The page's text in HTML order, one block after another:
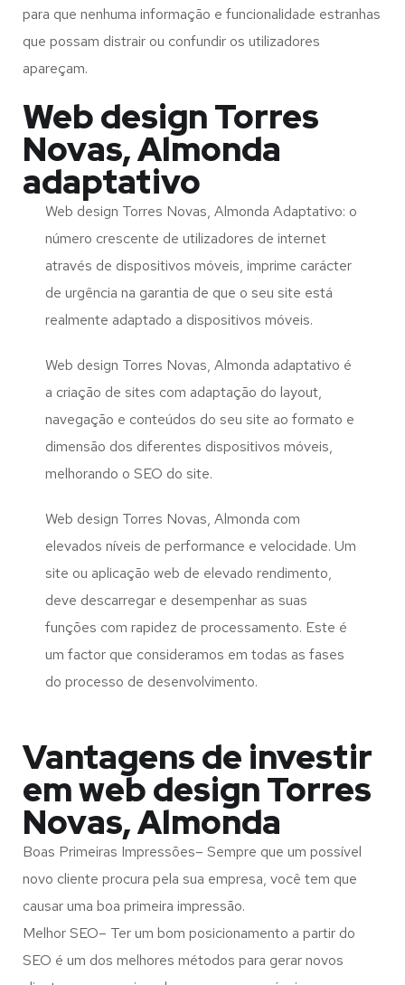
para que nenhuma informação e funcionalidade estranhas
que possam distrair ou confundir os utilizadores
apareçam.
Web design Torres
Novas, Almonda
adaptativo
Web design Torres Novas, Almonda Adaptativo: o
número crescente de utilizadores de internet
através de dispositivos móveis, imprime carácter
de urgência na garantia de que o seu site está
realmente adaptado a dispositivos móveis.
Web design Torres Novas, Almonda adaptativo é
a criação de sites com adaptação do layout,
navegação e conteúdos do seu site ao formato e
dimensão dos diferentes dispositivos móveis,
melhorando o SEO do site.
Web design Torres Novas, Almonda com
elevados níveis de performance e velocidade. Um
site ou aplicação web de elevado rendimento,
deve descarregar e desempenhar as suas
funções com rapidez de processamento. Este é
um factor que consideramos em todas as fases
do processo de desenvolvimento.
Vantagens de investir
em web design Torres
Novas, Almonda
Boas Primeiras Impressões– Sempre que um possível
novo cliente procura pela sua empresa, você tem que
causar uma boa primeira impressão.
Melhor SEO– Ter um bom posicionamento a partir do
SEO é um dos melhores métodos para gerar novos